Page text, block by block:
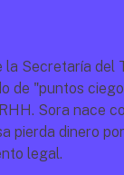
la Secretaría del
de "puntos
Sora nace
pierda dinero
legal.